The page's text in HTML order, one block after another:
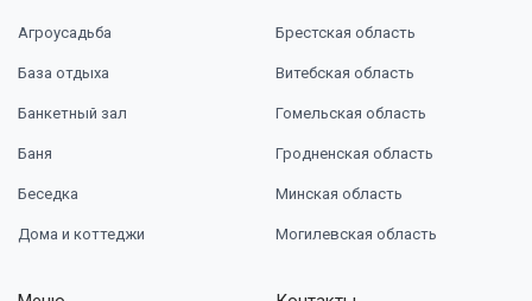
Агроусадьба
База отдыха
Банкетный зал
Баня
Беседка
Дома и коттеджи
Брестская область
Витебская область
Гомельская область
Гродненская область
Минская область
Могилевская область